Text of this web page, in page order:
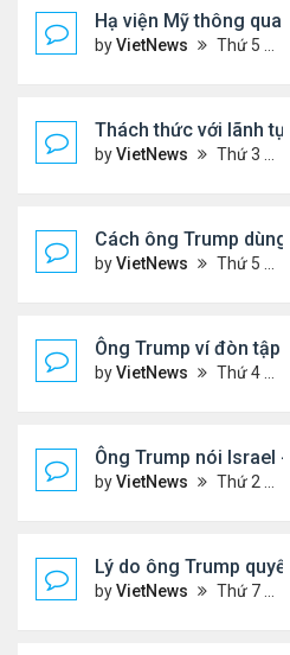
Hạ viện Mỹ thông qua
byVietNews Thứ 5 Tháng 7 03, 2025 4:26 pm
Thách thức với lãnh tụ
byVietNews Thứ 3 Tháng 7 01, 2025 8:46 am
Cách ông Trump
byVietNews Thứ 5 Tháng 6 26, 2025 4:33 pm
Ông Trump ví đòn
byVietNews Thứ 4 Tháng 6 25, 2025 5:43 pm
Ông Trump nói Israel
byVietNews Thứ 2 Tháng 6 23, 2025 5:45 pm
Lý do ông Trump
byVietNews Thứ 7 Tháng 6 21, 2025 11:14 pm